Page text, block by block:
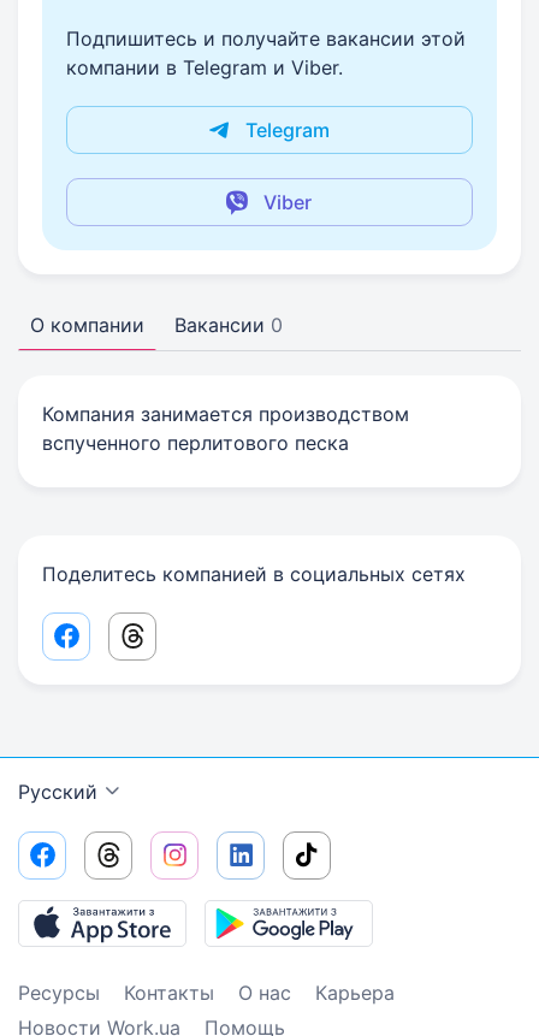
Подпишитесь и получайте вакансии этой
компании в Telegram и Viber.
Telegram
Viber
О компании Вакансии 0
Компания занимается производством
вспученного перлитового песка
Поделитесь компанией в социальных сетях
Facebook share link
Threads share link
Русский
Ресурсы Контакты О нас
Карьера
Новости Work.ua
Помощь